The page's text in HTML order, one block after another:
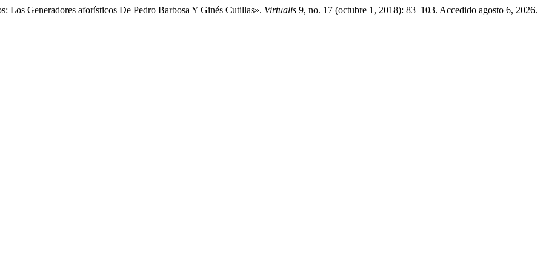
Los Generadores aforísticos De Pedro Barbosa Y Ginés Cutillas». Virtualis 9, no. 17 (octubre 1, 2018): 83–103. Accedido agosto 6, 2026.